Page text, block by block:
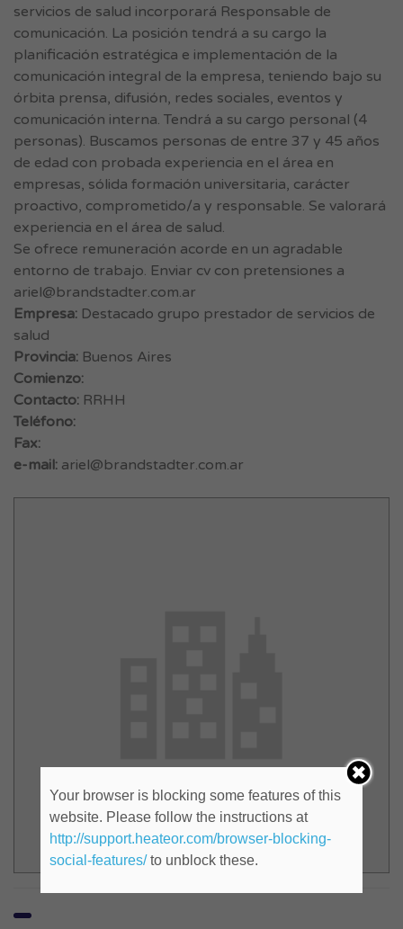
servicios de salud incorporará Responsable de
comunicación. La posición tendrá a su cargo la
planificación estratégica e implementación de la
comunicación integral de la empresa, teniendo bajo su
órbita prensa, difusión, redes sociales, eventos y
comunicación interna. Tendrá a su cargo personal (4
personas). Buscamos personas de entre 37 y 45 años
de edad con probada experiencia en el área en
empresas, sólida formación universitaria, carácter
proactivo, comprometido/a y responsable. Se valorará
experiencia en el área de salud.
Se ofrece remuneración acorde en un agradable
entorno de trabajo. Enviar cv con pretensiones a
ariel@brandstadter.com.ar
Empresa: Destacado grupo prestador de servicios de
salud
Provincia: Buenos Aires
Comienzo:
Contacto: RRHH
Teléfono:
Fax:
e-mail: ariel@brandstadter.com.ar
Your browser is blocking some features of this
website. Please follow the instructions at
http://support.heateor.com/browser-blocking-
social-features/to unblock these.